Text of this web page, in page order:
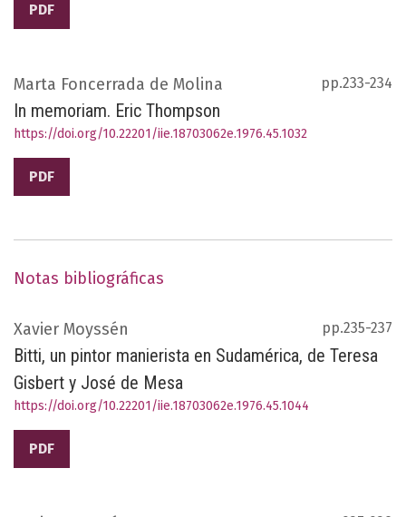
PDF
Marta Foncerrada de Molina pp.233-234
In memoriam. Eric Thompson
https://doi.org/10.22201/iie.18703062e.1976.45.1032
PDF
Notas bibliográficas
Xavier Moyssén pp.235-237
Bitti, un pintor manierista en Sudamérica, de Teresa
Gisbert y José de Mesa
https://doi.org/10.22201/iie.18703062e.1976.45.1044
PDF